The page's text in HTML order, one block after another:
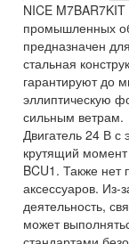
NICE
промышленных
предназначен
стальная
гарантируют до
эллиптическую
сильным ветрам.
Двигатель 24 В
крутящий
BCU1. Также
аксессуаров. Из-
деятельность,
может